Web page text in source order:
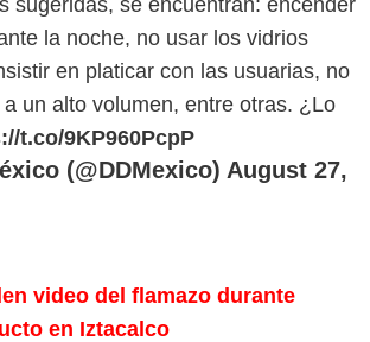
la noche, no usar los vidrios
en platicar con las usuarias, no
un alto volumen, entre otras. ¿Lo
t.co/9KP960PcpP
(@DDMexico) August 27,
video del flamazo durante
en Iztacalco